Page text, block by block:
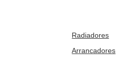
Radiadores
Arrancadores